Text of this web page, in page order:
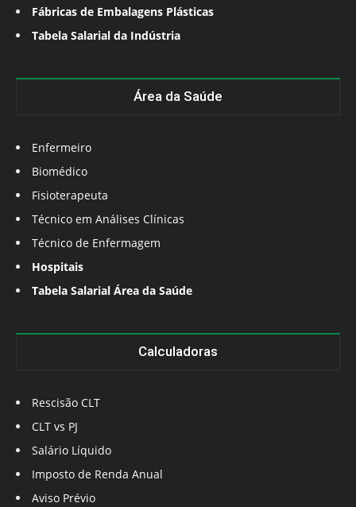
Fábricas de Embalagens Plásticas
Tabela Salarial da Indústria
Área da Saúde
Enfermeiro
Biomédico
Fisioterapeuta
Técnico em Análises Clínicas
Técnico de Enfermagem
Hospitais
Tabela Salarial Área da Saúde
Calculadoras
Rescisão CLT
CLT vs PJ
Salário Líquido
Imposto de Renda Anual
Aviso Prévio